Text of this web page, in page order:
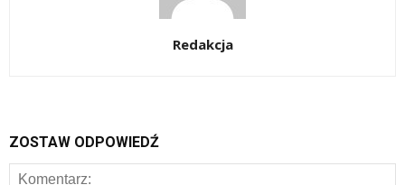
Redakcja
ZOSTAW ODPOWIEDŹ